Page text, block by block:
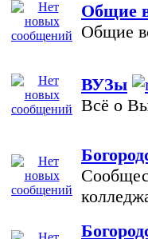
Общие
Общие
ВУЗы
Всё о